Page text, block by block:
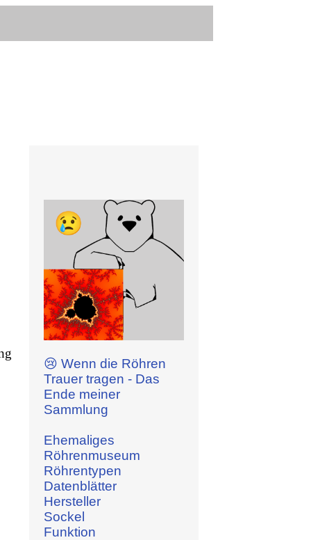
😢 Wenn die Röhren
Trauer tragen - Das
Ende meiner
Sammlung
Ehemaliges
Röhrenmuseum
Röhrentypen
Datenblätter
Hersteller
Sockel
Funktion